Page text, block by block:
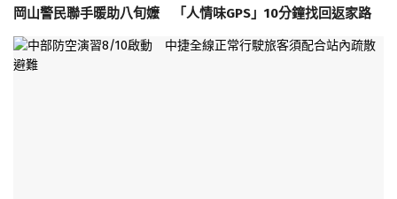
岡山警民聯手暖助八旬嬤 「人情味GPS」10分鐘找回返家路